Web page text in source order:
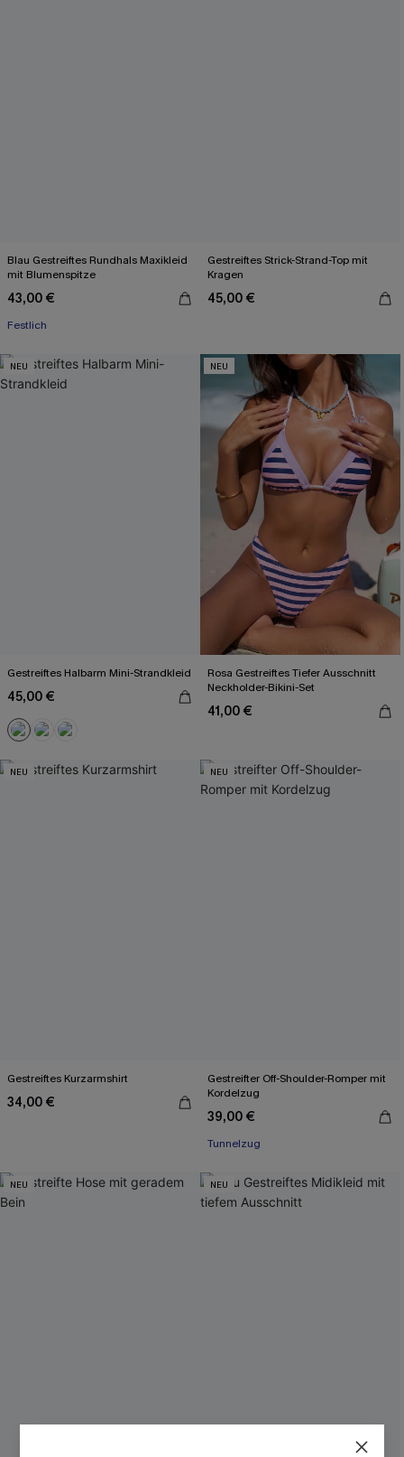
Blau Gestreiftes Rundhals Maxikleid
mit Blumenspitze
43,00 €
Festlich
Gestreiftes Strick-Strand-Top mit
Kragen
45,00 €
NEU
Gestreiftes Halbarm Mini-Strandkleid
45,00 €
NEU
Rosa Gestreiftes Tiefer Ausschnitt
Neckholder-Bikini-Set
41,00 €
NEU
Gestreiftes Kurzarmshirt
34,00 €
NEU
Gestreifter Off-Shoulder-Romper mit
Kordelzug
39,00 €
Tunnelzug
NEU NEU